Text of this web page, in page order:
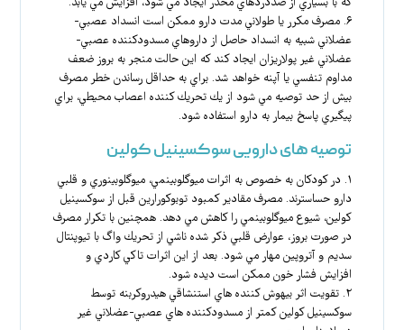
۶. مصرف مكرر يا طولاني مدت دارو ممكن است انسداد عصبي-
عضلاني شبيه به انسداد حاصل از داروهاي مسدودكننده عصبي-
عضلاني غير پولاريزان ايجاد كند كه اين حالت منجر به بروز ضعف
مداوم تنفسي يا آپنه خواهد شد. براي به حداقل رساندن خطر مصرف
بيش از حد توصيه مي شود از يك تحريك كننده اعصاب محيطي، براي
پيگيري پاسخ بيمار به دارو استفاده شود.
توصیه های دارویی سوکسینیل کولین
۱. در كودكان به خصوص به اثرات ميوگلوبينمي، ميوگلوبينوري و قلبي
دارو حساسترند. مصرف مقادير كمبود توبوكورارين قبل از سوكسينيل
كولين، شيوع ميوگلوبينمي را كاهش مي دهد. همچنين با تكرار مصرف
در صورت بروز، عوارض قلبي ذكر شده ناشي از تحريك واگ با تيوپنتال
سديم و آتروپين مهار مي شود. بعد از اين اثرات تاكي كاردي و
افزايش فشار خون ممكن است ديده شود.
۲. تقويت اثر بيهوش كننده هاي استنشاقي هيدروكربنه توسط
سوكسينيل كولين كمتر از مسدودكننده هاي عصبي-عضلاني غير